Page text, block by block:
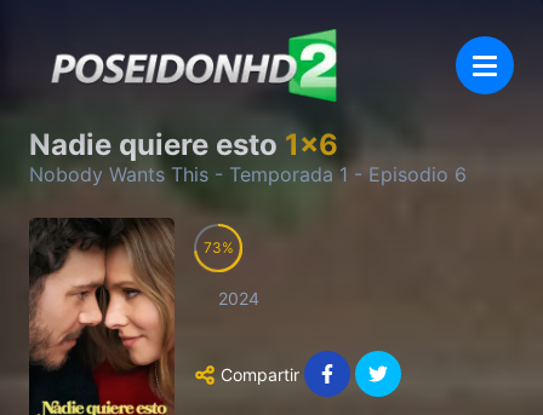
Nadie quiere esto 1x6
Nobody Wants This - Temporada1 - Episodio 6
73
2024
Compartir